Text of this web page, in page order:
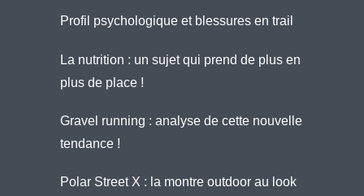
Profil psychologique et blessures en trail
La nutrition : un sujet qui prend de plus en
plus de place !
Gravel running : analyse de cette nouvelle
tendance !
Polar Street X : la montre outdoor au look